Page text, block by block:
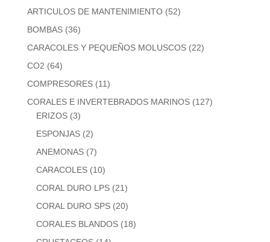
ARTICULOS DE MANTENIMIENTO (52)
BOMBAS (36)
CARACOLES Y PEQUEÑOS MOLUSCOS (22)
CO2 (64)
COMPRESORES (11)
CORALES E INVERTEBRADOS MARINOS (127)
ERIZOS (3)
ESPONJAS (2)
ANEMONAS (7)
CARACOLES (10)
CORAL DURO LPS (21)
CORAL DURO SPS (20)
CORALES BLANDOS (18)